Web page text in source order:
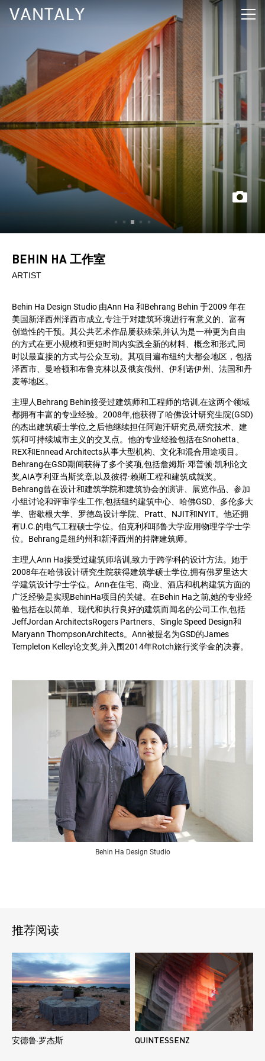
BEHIN HA 工作室
ARTIST
Behin Ha Design Studio 由Ann Ha 和Behrang Behin 于2009 年在
美国新泽西州泽西市成立,专注于对建筑环境进行有意义的、富有
创造性的干预。其公共艺术作品屡获殊荣,并认为是一种更为自由
的方式在更小规模和更短时间内实践全新的材料、概念和形式,同
时以最直接的方式与公众互动。其项目遍布纽约大都会地区，包括
泽西市、曼哈顿和布鲁克林以及俄亥俄州、伊利诺伊州、法国和丹
麦等地区。
主理人Behrang Behin接受过建筑师和工程师的培训,在这两个领域
都拥有丰富的专业经验。2008年,他获得了哈佛设计研究生院(GSD)
的杰出建筑硕士学位,之后他继续担任阿迦汗研究员,研究技术、建
筑和可持续城市主义的交叉点。他的专业经验包括在Snohetta、
REX和Ennead Architects从事大型机构、文化和混合用途项目。
Behrang在GSD期间获得了多个奖项,包括詹姆斯·邓普顿·凯利论文
奖,AIA亨利亚当斯奖章,以及彼得·赖斯工程和建筑成就奖。
Behrang曾在设计和建筑学院和建筑协会的演讲、展览作品、参加
小组讨论和评审学生工作,包括纽约建筑中心、哈佛GSD、多伦多大
学、密歇根大学、罗德岛设计学院、Pratt、NJIT和NYIT。他还拥
有U.C.的电气工程硕士学位。伯克利和耶鲁大学应用物理学学士学
位。Behrang是纽约州和新泽西州的持牌建筑师。
主理人Ann Ha接受过建筑师培训,致力于跨学科的设计方法。她于
2008年在哈佛设计研究生院获得建筑学硕士学位,拥有佛罗里达大
学建筑设计学士学位。Ann在住宅、商业、酒店和机构建筑方面的
广泛经验是实现BehinHa项目的关键。在Behin Ha之前,她的专业经
验包括在以简单、现代和执行良好的建筑而闻名的公司工作,包括
JeffJordan ArchitectsRogers Partners、Single Speed Design和
Maryann ThompsonArchitects。Ann被提名为GSD的James
Templeton Kelley论文奖,并入围2014年Rotch旅行奖学金的决赛。
Behin Ha Design Studio
推荐阅读
安德鲁·罗杰斯 QUINTESSENZ